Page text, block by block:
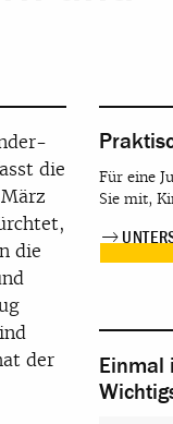
die
die
der
Für eine
Sie mit,
Einmal